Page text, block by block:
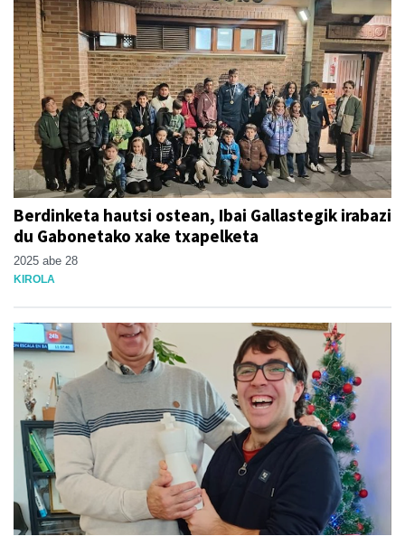
Berdinketa hautsi ostean, Ibai Gallastegik irabazi
du Gabonetako xake txapelketa
2025 abe 28
KIROLA